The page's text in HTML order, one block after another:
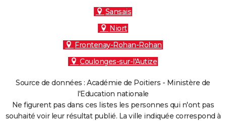
Sansais
Niort
Frontenay-Rohan-Rohan
Coulonges-sur-l'Autize
Source de données : Académie de Poitiers - Ministère de
l'Education nationale
Ne figurent pas dans ces listes les personnes qui n'ont pas
souhaité voir leur résultat publié. La ville indiquée correspond à